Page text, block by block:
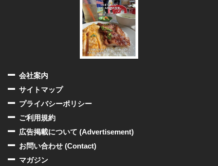
会社案内
サイトマップ
プライバシーポリシー
ご利用規約
広告掲載について (Advertisement)
お問い合わせ (Contact)
マガジン